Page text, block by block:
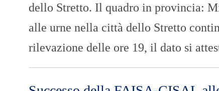
dello Stretto. Il quadro in provincia:
alle urne nella città dello Stretto
rilevazione delle ore 19, il dato si